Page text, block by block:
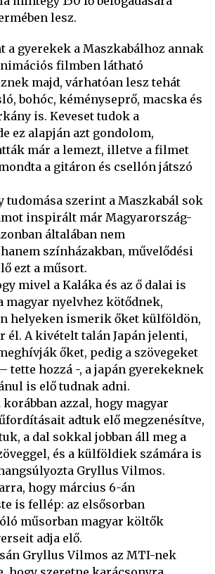
lesz.
a gyerekek a Maszkabálhoz annak
filmben látható
majd, várhatóan lesz tehát
bohóc, kéményseprő, macska és
is. Keveset tudok a
ez alapján azt gondolom,
már a lemezt, illetve a filmet
a gitáron és csellón játszó
tudomása szerint a Maszkabál sok
inspirált már Magyarország-
általában nem
színházakban, művelődési
ezt a műsort.
mivel a Kaláka és az ő dalai is
magyar nyelvhez kötődnek,
helyeken ismerik őket külföldön,
él. A kivételt talán Japán jelenti,
őket, pedig a szövegeket
tette hozzá -, a japán gyerekeknek
is elő tudnak adni.
azzal, hogy magyar
adtuk elő megzenésítve,
a dal sokkal jobban áll meg a
és a külföldiek számára is
Gryllus Vilmos.
hogy március 6-án
is fellép: az elsősorban
műsorban magyar költők
adja elő.
Gryllus Vilmos az MTI-nek